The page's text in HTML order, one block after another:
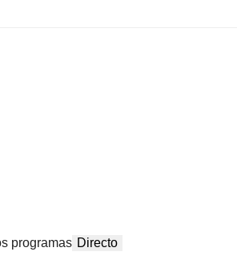
programas Directo